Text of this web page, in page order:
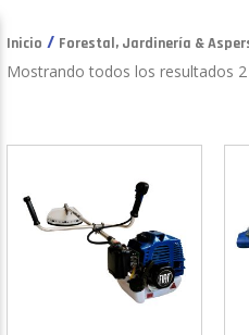
Inicio / Forestal, Jardinería &
Mostrando todos los resultados 2